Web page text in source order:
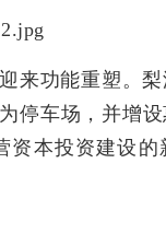
来功能重塑。
停车场，并增
资本投资建设